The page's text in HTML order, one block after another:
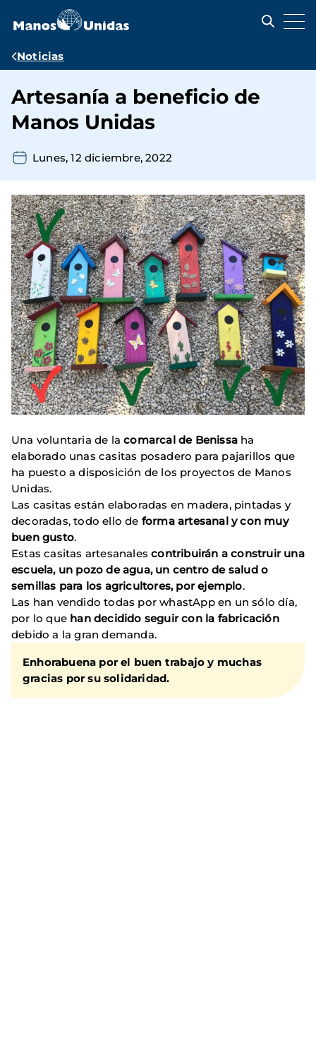
contenido
Ruta
navegación
Noticias
Artesanía a beneficio de
Manos Unidas
Lunes, 12 diciembre, 2022
Una voluntaria de la comarcal de Benissa ha
elaborado unas casitas posadero para pajarillos que
ha puesto a disposición de los proyectos de Manos
Unidas.
Las casitas están elaboradas en madera, pintadas y
decoradas, todo ello de forma artesanal y con muy
buen gusto.
Estas casitas artesanalescontribuirán a construir una
escuela, un pozo de agua, un centro de salud o
semillas para los agricultores, por ejemplo.
Las han vendido todas por whastApp en un sólo día,
por lo que han decidido seguir con la fabricación
debido a la gran demanda.
Enhorabuena por el buen trabajo y muchas
gracias por su solidaridad.